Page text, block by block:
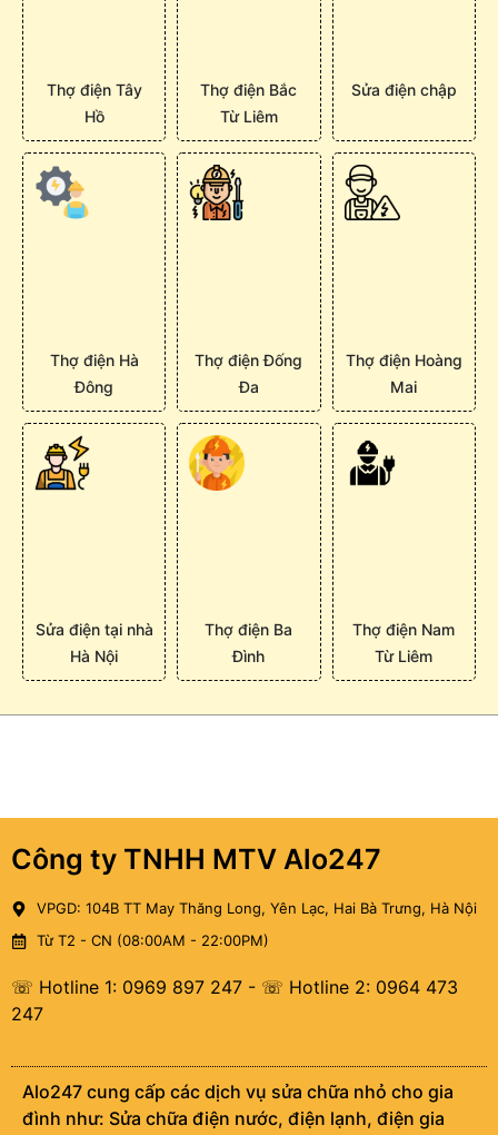
Thợ điện Tây
Hồ
Thợ điện Bắc
Từ Liêm
Sửa điện chập
Thợ điện Hà
Đông
Thợ điện Đống
Đa
Thợ điện Hoàng
Mai
Sửa điện tại nhà
Hà Nội
Thợ điện Ba
Đình
Thợ điện Nam
Từ Liêm
Công ty TNHH MTV Alo247
VPGD: 104B TT May Thăng Long, Yên Lạc, Hai Bà Trưng, Hà Nội
Từ T2 - CN (08:00AM - 22:00PM)
☏ Hotline 1: 0969 897 247 - ☏ Hotline 2: 0964 473
247
Alo247 cung cấp các dịch vụ sửa chữa nhỏ cho gia
đình như: Sửa chữa điện nước, điện lạnh, điện gia